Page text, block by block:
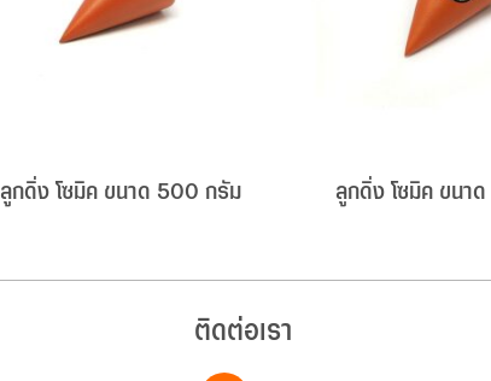
ลูกดิ่ง โซมิค ขนาด 500 กรัม ลูกดิ่ง โซมิค ขนา
ติดต่อเรา